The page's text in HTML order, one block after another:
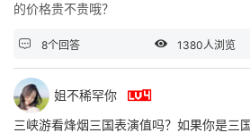
的价格贵不贵哦？
 8个回答  1380人浏览
姐不稀罕你 
三峡游看烽烟三国表演值吗？如果你是三